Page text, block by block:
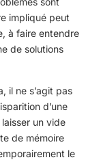
impliqué peut
à faire entendre
de solutions
il ne s’agit pas
d’une
un vide
de mémoire
le